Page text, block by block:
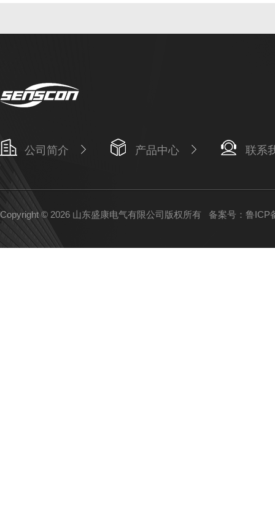
公司简介 产品中心 联系
Copyright © 2026 山东盛康电气有限公司版权所有 备案号：鲁ICP